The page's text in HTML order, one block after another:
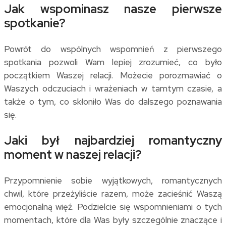
Jak wspominasz nasze pierwsze
spotkanie?
Powrót do wspólnych wspomnień z pierwszego
spotkania pozwoli Wam lepiej zrozumieć, co było
początkiem Waszej relacji. Możecie porozmawiać o
Waszych odczuciach i wrażeniach w tamtym czasie, a
także o tym, co skłoniło Was do dalszego poznawania
się.
Jaki był najbardziej romantyczny
moment w naszej relacji?
Przypomnienie sobie wyjątkowych, romantycznych
chwil, które przeżyliście razem, może zacieśnić Waszą
emocjonalną więź. Podzielcie się wspomnieniami o tych
momentach, które dla Was były szczególnie znaczące i